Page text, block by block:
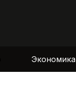
Экономика